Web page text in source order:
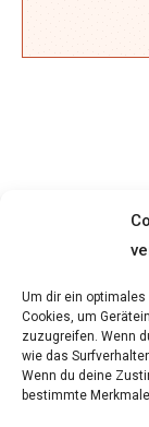
Um dir ein
Cookies, um
zuzugreifen. Wenn
wie das
Wenn du deine
bestimmte